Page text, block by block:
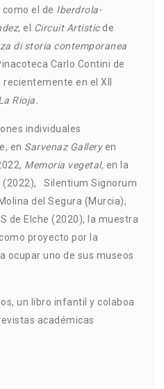
el de Iberdrola-
, el Circuit Artistic de
di storia contemporanea
Carlo Contini de
en el XII
Rioja.
individuales
en Sarvenaz Galleryen
Memoria vegetal, en la
(2022), Silentium Signorum
del Segura (Murcia),
de Elche (2020), la muestra
proyecto por la
ocupar uno de sus museos
un libro infantil y colaboa
académicas